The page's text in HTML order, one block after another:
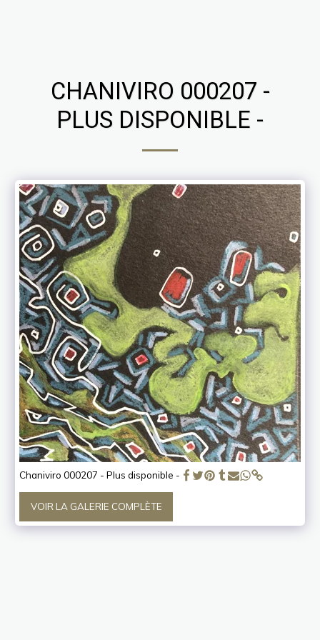
CHANIVIRO 000207 -
PLUS DISPONIBLE -
Chaniviro 000207 - Plus disponible -
VOIR LA GALERIE COMPLÈTE